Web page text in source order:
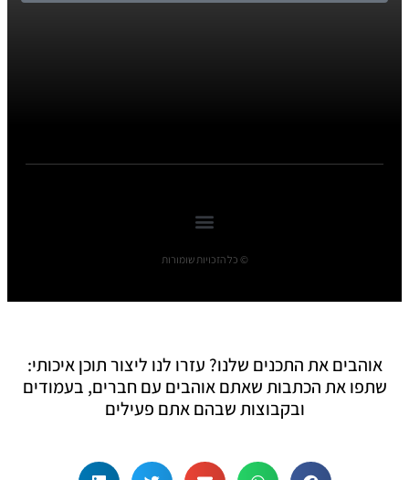
© כל הזכויות שומורות
אוהבים את התכנים שלנו? עזרו לנו ליצור תוכן איכותי:
שתפו את הכתבות שאתם אוהבים עם חברים, בעמודים
ובקבוצות שבהם אתם פעילים